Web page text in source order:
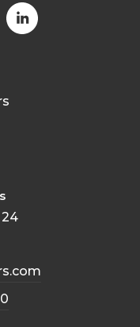
LinkedIn